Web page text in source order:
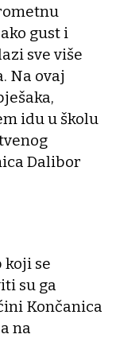
gust i
sve više
Na ovaj
idu u školu
Dalibor
koji se
su ga
Končanica
na